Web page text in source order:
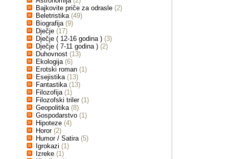
Bajkovite priče za odrasle (2)
Beletristika (49)
Biografija (9)
Dječje (17)
Dječje ( 12-16 godina ) (3)
Dječje ( 7-11 godina ) (2)
Duhovnost (13)
Ekologija (6)
Erotski roman (1)
Esejistika (13)
Fantastika (13)
Filozofija (1)
Filozofski triler (1)
Geopolitika (8)
Gospodarstvo (1)
Hipoteze (4)
Horor (2)
Humor / Satira (5)
Igrokazi (1)
Izreke (1)